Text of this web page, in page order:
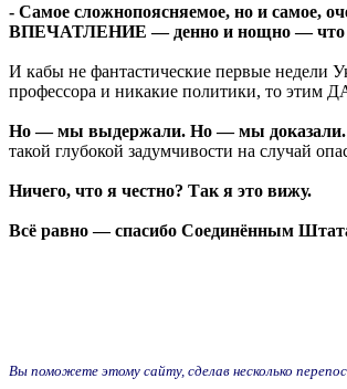
- Самое сложнопоясняемое, но и самое,
ВПЕЧАТЛЕНИЕ — денно и нощно — что в
И кабы не фантастические первые недели
профессора и никакие политики, то этим
Но — мы выдержали. Но — мы доказали.
такой глубокой задумчивости на случай
Ничего, что я честно? Так я это вижу.
Всё равно — спасибо Соединённым
Вы поможете этому сайту, сделав несколько